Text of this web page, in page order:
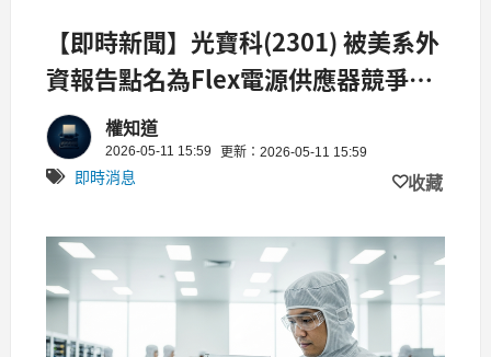
【即時新聞】光寶科(2301) 被美系外
資報告點名為Flex電源供應器競爭對
手，AI支出增加帶動產業成長
權知道
2026-05-11 15:59 更新：2026-05-11 15:59
即時消息 收藏